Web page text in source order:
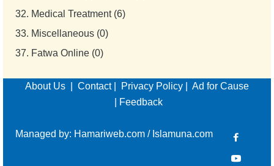
32. Medical Treatment (6)
33. Miscellaneous (0)
37. Fatwa Online (0)
About Us Contact| Privacy Policy
Ad for Cause
Feedback
Managed by: Hamariweb.com / Islamuna.com